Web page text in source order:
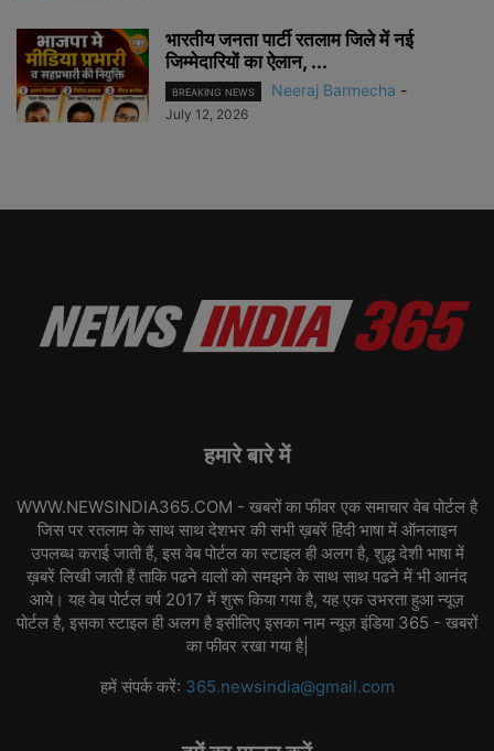
भारतीय जनता पार्टी रतलाम जिले में नई
जिम्मेदारियों का ऐलान, ...
BREAKING NEWS Neeraj Barmecha -
July 12, 2026
हमारे बारे में
WWW.NEWSINDIA365.COM - खबरों का फीवर एक समाचार वेब पोर्टल है
जिस पर रतलाम के साथ साथ देशभर की सभी ख़बरें हिंदी भाषा में ऑनलाइन
उपलब्ध कराई जाती हैं, इस वेब पोर्टल का स्टाइल ही अलग है, शुद्ध देशी भाषा में
ख़बरें लिखी जाती हैं ताकि पढने वालों को समझने के साथ साथ पढने में भी आनंद
आये। यह वेब पोर्टल वर्ष 2017 में शुरू किया गया है, यह एक उभरता हुआ न्यूज़
पोर्टल है, इसका स्टाइल ही अलग है इसीलिए इसका नाम न्यूज़ इंडिया 365 - खबरों
का फीवर रखा गया है|
हमें संपर्क करें: 365.newsindia@gmail.com